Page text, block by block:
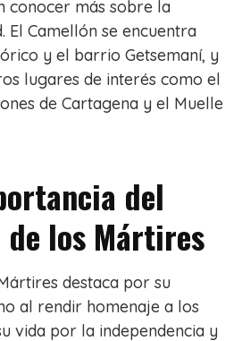
conocer más sobre la
El Camellón se encuentra
y el barrio Getsemaní, y
lugares de interés como el
de Cartagena y el Muelle
del
de los Mártires
destaca por su
al rendir homenaje a los
vida por la independencia y